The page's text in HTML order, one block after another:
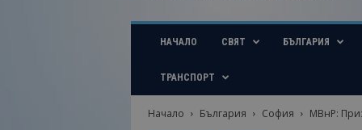
i
b
НАЧАЛО СВЯТ БЪЛГАРИЯ
ТРАНСПОРТ
Начало България София
МВнР: